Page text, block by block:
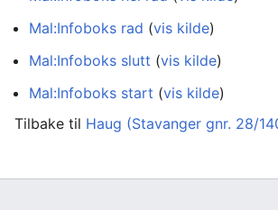
Mal:Infoboks rad (vis kilde)
Mal:Infoboks slutt (vis kilde)
Mal:Infoboks start (vis kilde)
Tilbake til Haug (Stavanger gnr. 28/